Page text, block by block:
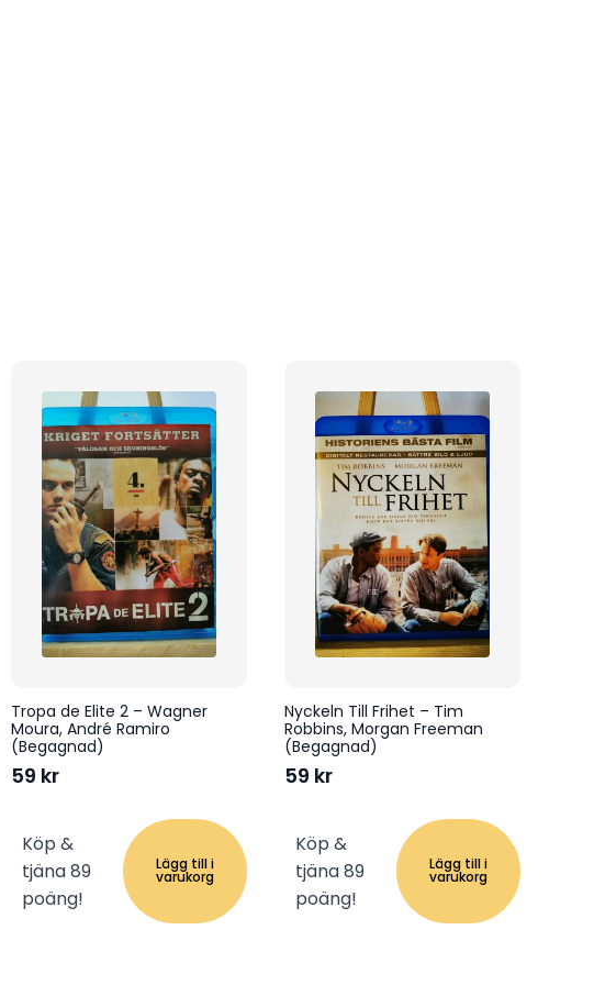
Tropa de Elite 2 – Wagner
Moura, André Ramiro
(Begagnad)
59 kr
Köp &
tjäna 89
poäng!
Lägg till i
varukorg
Nyckeln Till Frihet – Tim
Robbins, Morgan Freeman
(Begagnad)
59 kr
Köp &
tjäna 89
poäng!
Lägg till i
varukorg